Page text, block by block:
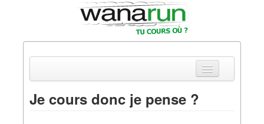
Je cours donc je pense ?